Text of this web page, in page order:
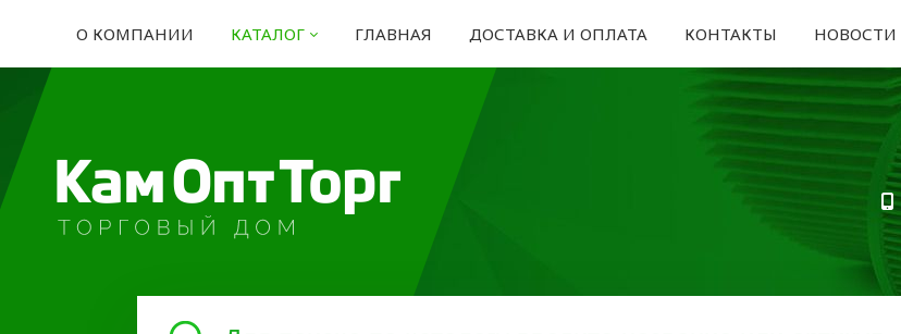
О КОМПАНИИ КАТАЛОГ ГЛАВНАЯ ДОСТАВКА И ОПЛАТА КОНТАКТЫ НОВОСТИ